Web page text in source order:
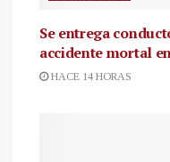
Se entrega
accidente mortal
HACE 14 HORAS